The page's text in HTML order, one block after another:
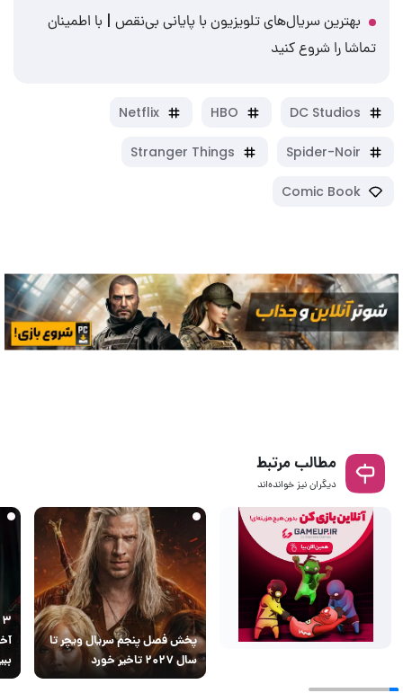
بهترین سریال‌های تلویزیون با پایانی بی‌نقص | با اطمینان
تماشا را شروع کنید
DC Studios
HBO
Netflix
Spider-Noir
Stranger Things
Comic Book
مطالب مرتبط
دیگران نیز خوانده‌اند
پخش فصل پنجم سریال ویچر تا
سال ۲۰۲۷ تاخیر خورد